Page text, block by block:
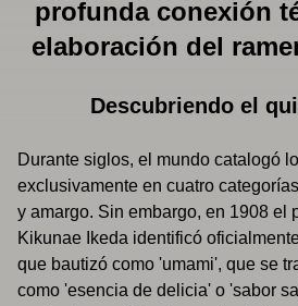
profunda conexión
elaboración del
Descubriendo el
Durante siglos, el mundo catalogó
exclusivamente en cuatro
y amargo. Sin embargo, en 1908 el
Kikunae Ikeda identificó
que bautizó como 'umami', que se
como 'esencia de delicia' o 'sabor